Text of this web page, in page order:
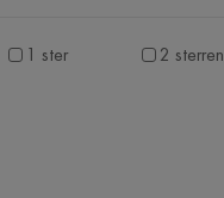
1 ster 2 sterren